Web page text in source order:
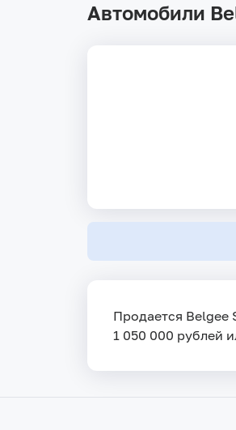
Автомобили
Продается Belgee
1 050 000 рублей